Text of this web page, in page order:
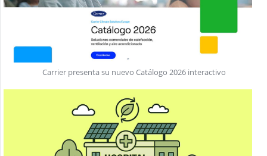
Carrier presenta su nuevo Catálogo 2026 interactivo